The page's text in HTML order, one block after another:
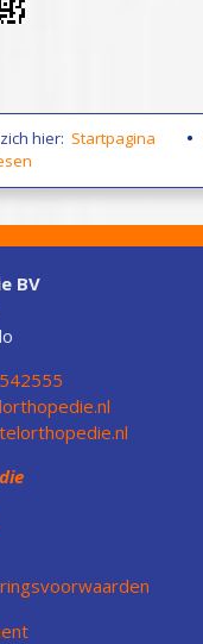
hier: Startpagina
BV